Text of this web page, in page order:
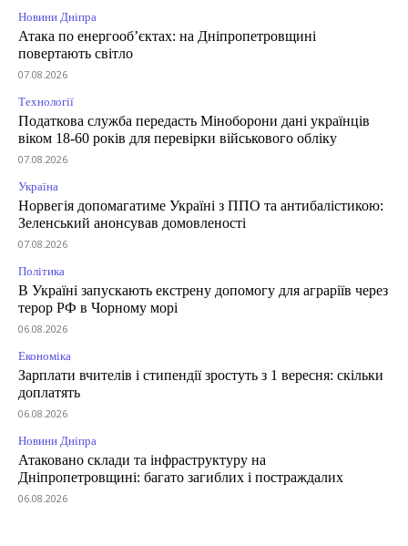
Новини Дніпра
Атака по енергооб’єктах: на Дніпропетровщині
повертають світло
07.08.2026
Технології
Податкова служба передасть Міноборони дані українців
віком 18-60 років для перевірки військового обліку
07.08.2026
Україна
Норвегія допомагатиме Україні з ППО та антибалістикою:
Зеленський анонсував домовленості
07.08.2026
Політика
В Україні запускають екстрену допомогу для аграріїв через
терор РФ в Чорному морі
06.08.2026
Економіка
Зарплати вчителів і стипендії зростуть з 1 вересня: скільки
доплатять
06.08.2026
Новини Дніпра
Атаковано склади та інфраструктуру на
Дніпропетровщині: багато загиблих і постраждалих
06.08.2026